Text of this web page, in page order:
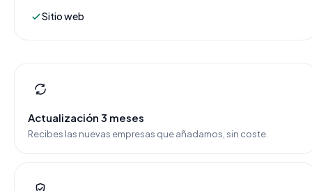
Sitio web
Actualización 3 meses
Recibes las nuevas empresas que añadamos, sin coste.